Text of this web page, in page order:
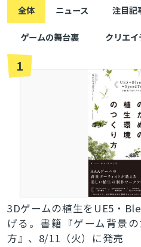
全体 ニュース 注目記
ゲームの舞台裏 クリエイ
1
3Dゲームの植生をUE5・
げる。書籍『ゲーム背景
方』、8/11（火）に発売